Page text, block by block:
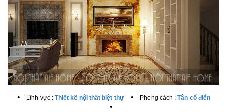
• Lĩnh vực : Thiết kế nội thất biệt thự • Phong cách : Tân cổ điển
•